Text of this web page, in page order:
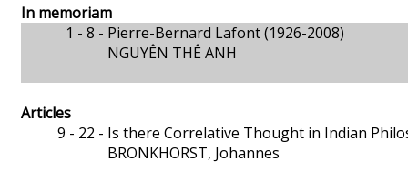
In memoriam
1 - 8 - Pierre-Bernard Lafont (1926-2008)
NGUYÊN THÊ ANH
Articles
9 - 22 - Is there Correlative Thought in Indian
BRONKHORST, Johannes